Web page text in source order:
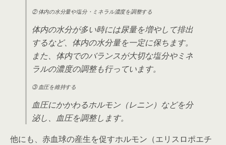
② 体内の水分量や塩分・ミネラル濃度を調整する
体内の水分が多い時には尿量を増やして排出
するなど、体内の水分量を一定に保ちます。
また、体内でのバランスが大切な塩分やミネ
ラルの濃度の調整も行っています。
③ 血圧を維持する
血圧にかかわるホルモン（レニン）などを分
泌し、血圧を調整します。
他にも、赤血球の産生を促すホルモン（エリスロポエチ